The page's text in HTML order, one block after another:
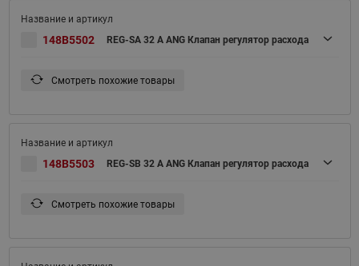
148B5502 REG-SA 32 A ANG Клапан регулятор расхода
Смотреть похожие товары
148B5503 REG-SB 32 A ANG Клапан регулятор расхода
Смотреть похожие товары